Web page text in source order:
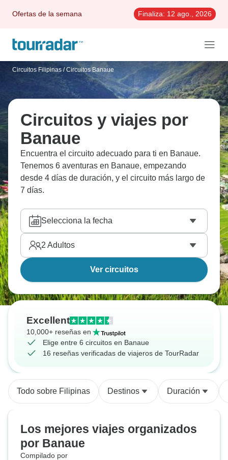
Ofertas de la semana Finaliza: 12 ago., 2026
Circuitos Filipinas / Circuitos Banaue
Circuitos y viajes por
Banaue
Encuentra el circuito adecuado para ti en Banaue.
Tenemos 6 aventuras en Banaue, empezando
desde 4 días de duración, y el circuito más largo de
7 días.
Selecciona la fecha
2 Adultos
Ver circuitos
Excellent
10,000+ reseñas en
Elige entre 6 circuitos en Banaue
16 reseñas verificadas de viajeros de TourRadar
Todo sobre Filipinas Destinos Duración
Los mejores viajes organizados
por Banaue
Compilado por